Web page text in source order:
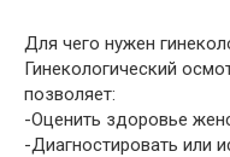
Для чего нужен
Гинекологический
позволяет:
-Оценить здоровье
-Диагностировать или